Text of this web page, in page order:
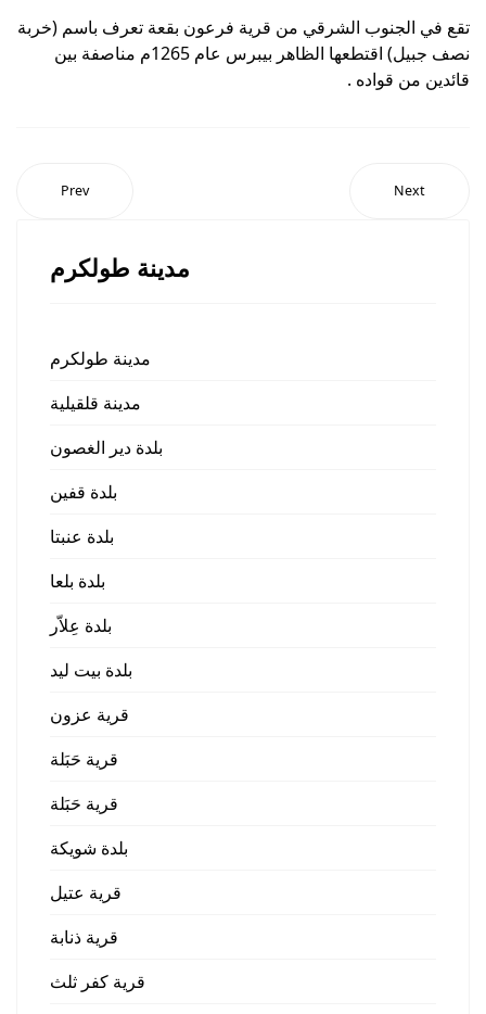
تقع في الجنوب الشرقي من قرية فرعون بقعة تعرف باسم (خربة
نصف جبيل) اقتطعها الظاهر بيبرس عام 1265م مناصفة بين
قائدين من قواده .
Prev Next
مدينة طولكرم
مدينة طولكرم
مدينة قلقيلية
بلدة دير الغصون
بلدة قفين
بلدة عنبتا
بلدة بلعا
بلدة عِلاّر
بلدة بيت ليد
قرية عزون
قرية حَبَلة
قرية حَبَلة
بلدة شويكة
قرية عتيل
قرية ذنابة
قرية كفر ثلث